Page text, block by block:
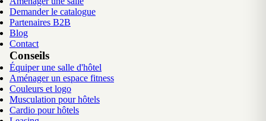
Demander le catalogue
Partenaires B2B
Blog
Contact
Conseils
Équiper une salle d'hôtel
Aménager un espace fitness
Couleurs et logo
Musculation pour hôtels
Cardio pour hôtels